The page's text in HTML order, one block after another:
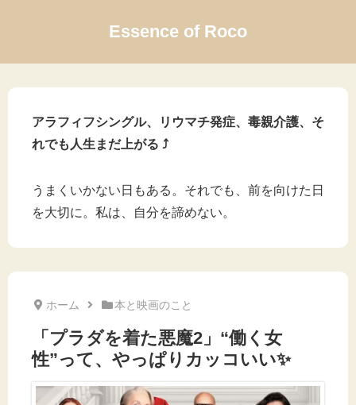
Essence of Roco
アラフィフシングル、リウマチ発症、毒親介護、そ
れでも人生まだ上がる ⤴
うまくいかない日もある。それでも、前を向けた日
を大切に。私は、自分を諦めない。
ホーム 本と映画のこと
「プラダを着た悪魔2」“働く女
性”って、やっぱりカッコいい✨